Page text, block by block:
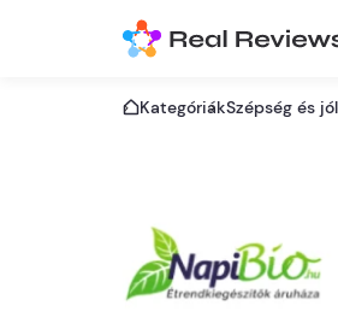
KategóriákSzépség és